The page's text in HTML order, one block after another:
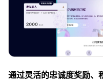
通过灵活的忠诚度奖励、